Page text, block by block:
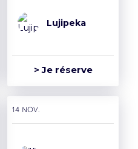
Lujipeka
> Je réserve
14 nov.